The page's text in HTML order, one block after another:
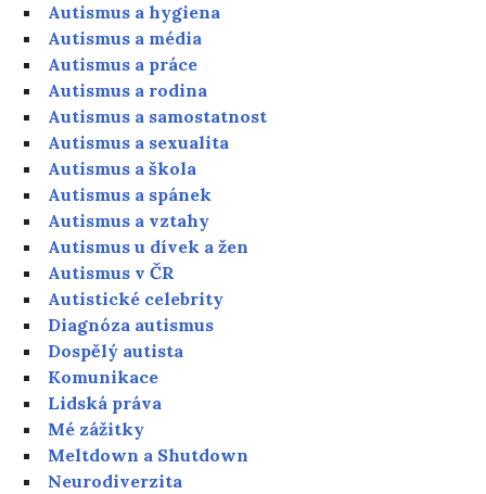
Autismus a hygiena
Autismus a média
Autismus a práce
Autismus a rodina
Autismus a samostatnost
Autismus a sexualita
Autismus a škola
Autismus a spánek
Autismus a vztahy
Autismus u dívek a žen
Autismus v ČR
Autistické celebrity
Diagnóza autismus
Dospělý autista
Komunikace
Lidská práva
Mé zážitky
Meltdown a Shutdown
Neurodiverzita